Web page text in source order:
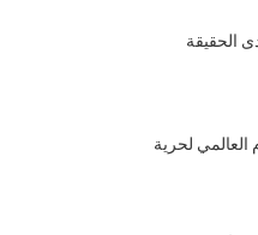
الحقيقة
العالمي لحرية